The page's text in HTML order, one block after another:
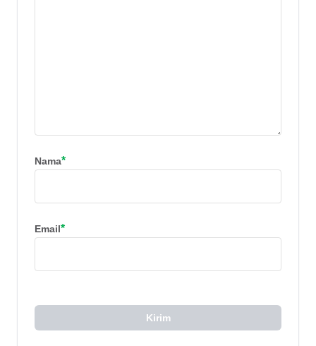
Nama*
Email*
Kirim